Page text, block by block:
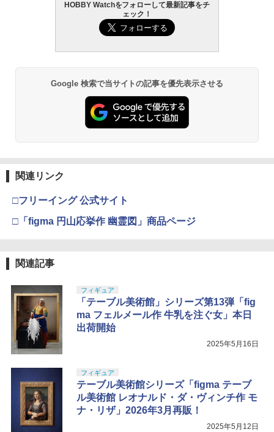
HOBBY Watchをフォローして最新記事をチ
ェック！
Google 検索で当サイトの記事を優先表示させる
関連リンク
□フリーイング 公式サイト
□「figma 円山応挙作 幽霊図」商品ページ
関連記事
フィギュア
「テーブル美術館」シリーズ第13弾「fig
ma フェルメール作 牛乳を注ぐ女」本日
出荷開始
2025年5月16日
フィギュア
テーブル美術館シリーズ「figma テーブ
ル美術館 レオナルド・ダ・ヴィンチ作 モ
ナ・リザ」2026年3月再販！
2025年5月12日